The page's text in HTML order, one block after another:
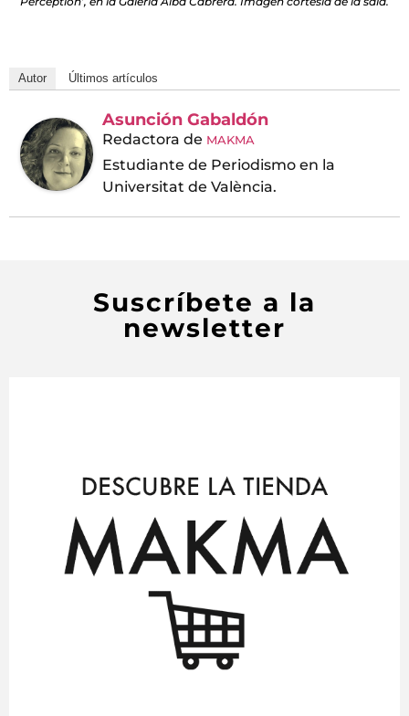
Autor Últimos artículos
Asunción Gabaldón
Redactora de MAKMA
Estudiante de Periodismo en la
Universitat de València.
Suscríbete a la
newsletter